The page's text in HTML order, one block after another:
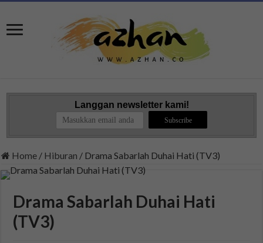
Langgan newsletter kami!
Home / Hiburan / Drama Sabarlah Duhai Hati (TV3)
Drama Sabarlah Duhai Hati
(TV3)